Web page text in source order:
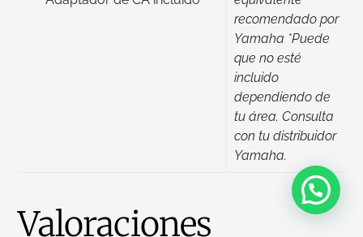
recomendado por
Yamaha *Puede
que no esté
incluido
dependiendo de
tu área. Consulta
con tu distribuidor
Yamaha.
Valoraciones